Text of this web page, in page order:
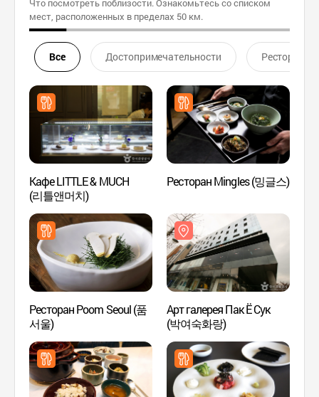
Что посмотреть поблизости. Ознакомьтесь со списком
мест, расположенных в пределах 50 км.
Все Достопримечательности Ресторан
Кафе LITTLE & MUCH
(리틀앤머치)
Ресторан Mingles (밍글스)
Ресторан Poom Seoul (품
서울)
Арт галерея Пак Ё Сук
(박여숙화랑)